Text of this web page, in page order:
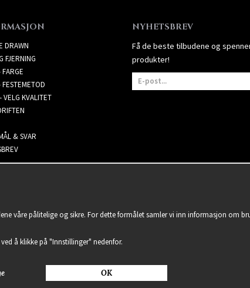
DRAWN
FJERNING
VELG KVALITET
& SVAR
NYHETSBREV
Få de beste tilbudene og
produkter!
våre pålitelige og sikre. For dette formålet samler vi inn informasjon om
å klikke på "Innstillinger" nedenfor.
OK